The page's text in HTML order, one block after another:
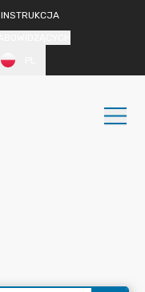
INSTRUKCJA